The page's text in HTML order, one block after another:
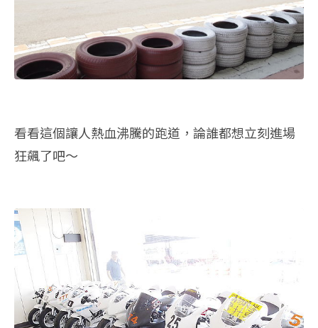
看看這個讓人熱血沸騰的跑道，論誰都想立刻進場
狂飆了吧～